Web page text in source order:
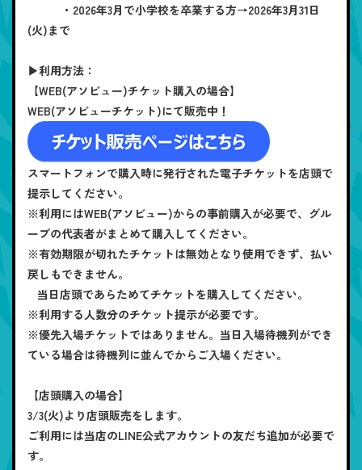
・2026年3月で小学校を卒業する方→2026年3月31日
(火)まで
▶利用方法：
【WEB(アソビュー)チケット購入の場合】
WEB(アソビューチケット)にて販売中！
スマートフォンで購入時に発行された電子チケットを店頭で
提示してください。
※利用にはWEB(アソビュー)からの事前購入が必要で、グル
ープの代表者がまとめて購入してください。
※有効期限が切れたチケットは無効となり使用できず、払い
戻しもできません。
当日店頭であらためてチケットを購入してください。
※利用する人数分のチケット提示が必要です。
※優先入場チケットではありません。当日入場待機列ができ
ている場合は待機列に並んでからご入場ください。
【店頭購入の場合】
3/3(火)より店頭販売をします。
ご利用には当店のLINE公式アカウントの友だち追加が必要で
す。